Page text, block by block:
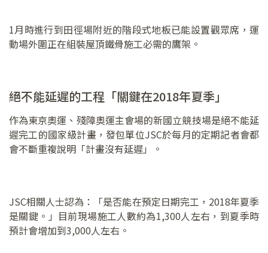
1月時進行到田徑場附近的階段式地板已能設置觀眾席，運
動場外圍正在組裝屋頂鐵骨施工必需的鷹架。
絕不能延遲的工程「關鍵在2018年夏季」
作為東京奧運、殘障奧運主會場的新國立競技場是絕不能延
遲完工的國家級計畫，發包單位JSC於每月的定期記者會都
會不斷重複說明「計畫沒有延遲」。
JSC相關人士認為：「是否能在預定日期完工，2018年夏季
是關鍵。」目前現場施工人數約為1,300人左右，到夏季時
預計會增加到3,000人左右。